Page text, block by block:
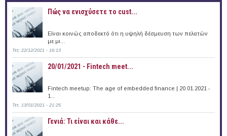
Πώς να ενισχύσετε το cust...
Είναι κοινώς αποδεκτό ότι η υψηλή δέσμευση των πελατών
με μι...
Τετ, 22/12/2021 - 16:13
20/01/2021 - Fintech meet...
Fintech meetup: The age of embedded finance | 20.01.2021 -
1...
Τετ, 13/01/2021 - 21:25
Γενιά: Τι είναι και κάθε...